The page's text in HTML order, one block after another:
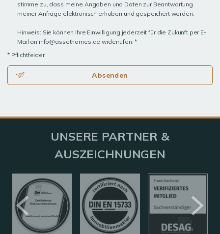
stimme zu, dass meine Angaben und Daten zur Beantwortung
meiner Anfrage elektronisch erhoben und gespeichert werden.
Hinweis: Sie können Ihre Einwilligung jederzeit für die Zukunft per E-
Mail an info@assethomes.de widerrufen. *
* Pflichtfelder
Absenden
UNSERE PARTNER &
AUSZEICHNUNGEN